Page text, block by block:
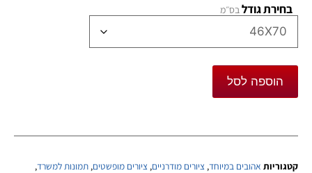
בחירת גודל
הוספה לסל
קטגוריות אהובים במיוחד, ציורים מודרניים, ציורים מופשטים, תמונות למשרד,